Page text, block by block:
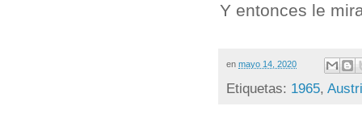
Y entonces le
en mayo 14, 2020
Etiquetas: 1965,